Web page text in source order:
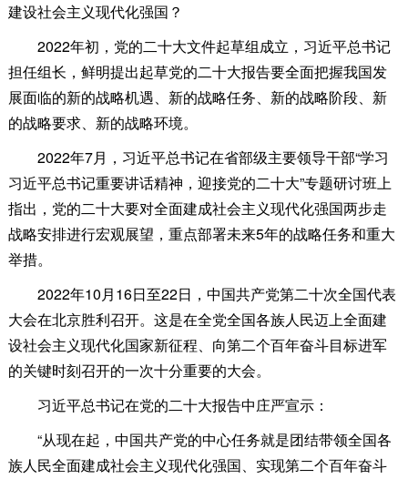
建设社会主义现代化强国？
2022年初，党的二十大文件起草组成立，习近平总书记
担任组长，鲜明提出起草党的二十大报告要全面把握我国发
展面临的新的战略机遇、新的战略任务、新的战略阶段、新
的战略要求、新的战略环境。
2022年7月，习近平总书记在省部级主要领导干部“学习
习近平总书记重要讲话精神，迎接党的二十大”专题研讨班上
指出，党的二十大要对全面建成社会主义现代化强国两步走
战略安排进行宏观展望，重点部署未来5年的战略任务和重大
举措。
2022年10月16日至22日，中国共产党第二十次全国代表
大会在北京胜利召开。这是在全党全国各族人民迈上全面建
设社会主义现代化国家新征程、向第二个百年奋斗目标进军
的关键时刻召开的一次十分重要的大会。
习近平总书记在党的二十大报告中庄严宣示：
“从现在起，中国共产党的中心任务就是团结带领全国各
族人民全面建成社会主义现代化强国、实现第二个百年奋斗